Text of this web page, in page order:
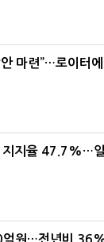
마련”…로이터에
지율 47.7%…
억원…전년비